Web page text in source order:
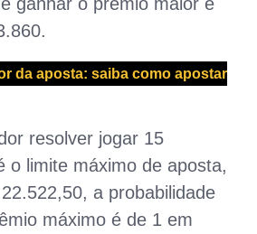
da aposta: saiba como apostar
resolver jogar 15
o limite máximo de aposta,
a probabilidade
máximo é de 1 em